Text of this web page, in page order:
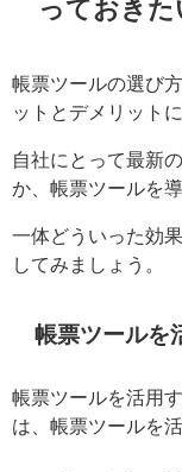
っておき
帳票ツールの選び
ットとデメリット
自社にとって最新
か、帳票ツールを
一体どういった効
してみましょう。
帳票ツールを
帳票ツールを活用
は、帳票ツールを